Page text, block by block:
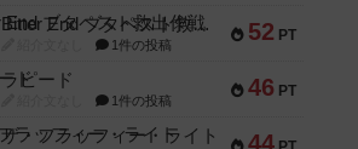
52 PT
Bitter End ブタペスト救出作戦
1件の投稿
46 PT
ラピード
1件の投稿
44
ザ・フラッフィー・ライト